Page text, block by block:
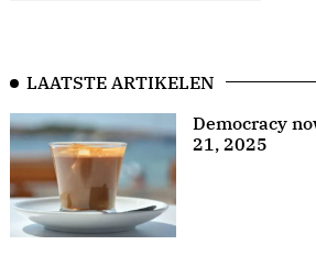
LAATSTE ARTIKELEN
Democracy
21, 2025